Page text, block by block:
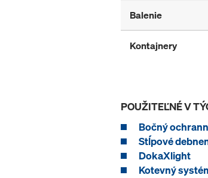
Balenie
Kontajnery
POUŽITEĽNÉ V
Bočný
Stĺpové
DokaXlight
Kotevný